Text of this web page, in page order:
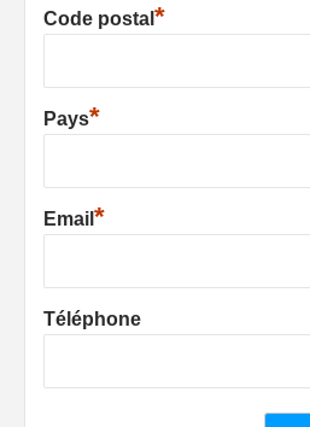
Code postal *
Pays*
Email *
Téléphone